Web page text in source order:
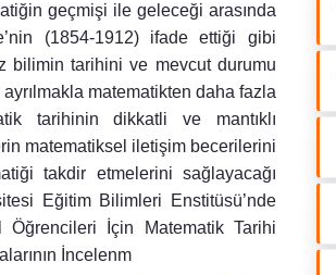
geçmişi ile geleceği arasında
(1854-1912) ifade ettiği gibi
bilimin tarihini ve mevcut durumu
matematikten daha fazla
tarihinin dikkatli ve mantıklı
matematiksel iletişim becerilerini
takdir etmelerini sağlayacağı
Eğitim Bilimleri Enstitüsü’nde
Öğrencileri İçin Matematik Tarihi
İncelenm